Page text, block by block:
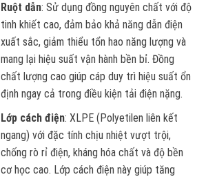
Ruột dẫn: Sử dụng đồng nguyên chất với độ
tinh khiết cao, đảm bảo khả năng dẫn điện
xuất sắc, giảm thiểu tổn hao năng lượng và
mang lại hiệu suất vận hành bền bỉ. Đồng
chất lượng cao giúp cáp duy trì hiệu suất ổn
định ngay cả trong điều kiện tải điện nặng.
Lớp cách điện: XLPE (Polyetilen liên kết
ngang) với đặc tính chịu nhiệt vượt trội,
chống rò rỉ điện, kháng hóa chất và độ bền
cơ học cao. Lớp cách điện này giúp tăng